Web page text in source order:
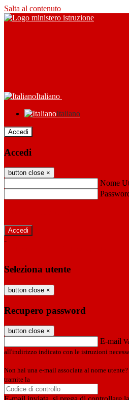
Salta al contenuto
Italiano
Italiano
Accedi
Accedi
button close ×
Nome
-
Seleziona utente
button close ×
Recupero password
button close ×
E-mail
all'indirizzo indicato con le istruzioni
Non hai una e-mail associata al nome
tramite la